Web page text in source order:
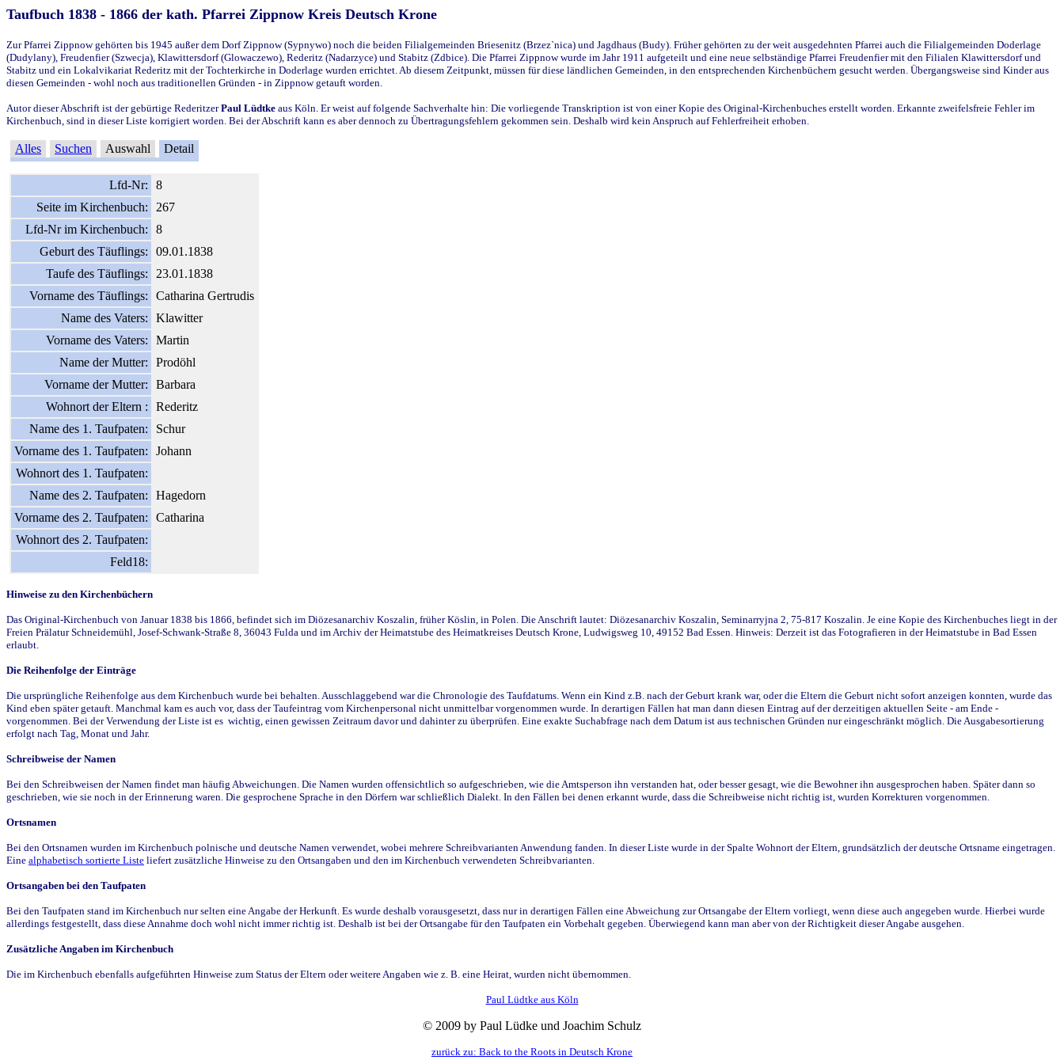
Taufbuch 1838 - 1866 der kath. Pfarrei Zippnow Kreis Deutsch Krone
Zur Pfarrei Zippnow gehörten bis 1945 außer dem Dorf Zippnow (Sypnywo) noch die beiden Filialgemeinden Briesenitz (Brzez`nica) und Jagdhaus (Budy). Früher gehörten zu der weit ausgedehnten Pfarrei auch die Filialgemeinden Doderlage
(Dudylany), Freudenfier (Szwecja), Klawittersdorf (Glowaczewo), Rederitz (Nadarzyce) und Stabitz (Zdbice). Die Pfarrei Zippnow wurde im Jahr 1911 aufgeteilt und eine neue selbständige Pfarrei Freudenfier mit den Filialen Klawittersdorf und
Stabitz und ein Lokalvikariat Rederitz mit der Tochterkirche in Doderlage wurden errichtet. Ab diesem Zeitpunkt, müssen für diese ländlichen Gemeinden, in den entsprechenden Kirchenbüchern gesucht werden. Übergangsweise sind Kinder aus
diesen Gemeinden - wohl noch aus traditionellen Gründen - in Zippnow getauft worden.
Autor dieser Abschrift ist der gebürtige RederitzerPaul Lüdtke aus Köln. Er weist auf folgende Sachverhalte hin: Die vorliegende Transkription ist von einer Kopie des Original-Kirchenbuches erstellt worden. Erkannte zweifelsfreie Fehler im
Kirchenbuch, sind in dieser Liste korrigiert worden. Bei der Abschrift kann es aber dennoch zu Übertragungsfehlern gekommen sein. Deshalb wird kein Anspruch auf Fehlerfreiheit erhoben.
Alles Suchen Auswahl Detail
Lfd-Nr:
8
Seite im Kirchenbuch:
267
Lfd-Nr im Kirchenbuch:
8
Geburt des Täuflings:
09.01.1838
Taufe des Täuflings:
23.01.1838
Vorname des Täuflings:
Catharina Gertrudis
Name des Vaters:
Klawitter
Vorname des Vaters:
Martin
Name der Mutter:
Prodöhl
Vorname der Mutter:
Barbara
Wohnort der Eltern :
Rederitz
Name des 1. Taufpaten:
Schur
Vorname des 1. Taufpaten:
Johann
Wohnort des 1. Taufpaten:
Name des 2. Taufpaten:
Hagedorn
Vorname des 2. Taufpaten:
Catharina
Wohnort des 2. Taufpaten:
Feld18:
Hinweise zu den Kirchenbüchern
Das Original-Kirchenbuch von Januar 1838 bis 1866, befindet sich im Diözesanarchiv Koszalin, früher Köslin, in Polen. Die Anschrift lautet: Diözesanarchiv Koszalin, Seminarryjna 2, 75-817 Koszalin. Je eine Kopie des Kirchenbuches liegt in der
Freien Prälatur Schneidemühl, Josef-Schwank-Straße 8, 36043 Fulda und im Archiv der Heimatstube des Heimatkreises Deutsch Krone, Ludwigsweg 10, 49152 Bad Essen. Hinweis: Derzeit ist das Fotografieren in der Heimatstube in Bad Essen
erlaubt.
Die Reihenfolge der Einträge
Die ursprüngliche Reihenfolge aus dem Kirchenbuch wurde bei behalten. Ausschlaggebend war die Chronologie des Taufdatums. Wenn ein Kind z.B. nach der Geburt krank war, oder die Eltern die Geburt nicht sofort anzeigen konnten, wurde das
Kind eben später getauft. Manchmal kam es auch vor, dass der Taufeintrag vom Kirchenpersonal nicht unmittelbar vorgenommen wurde. In derartigen Fällen hat man dann diesen Eintrag auf der derzeitigen aktuellen Seite - am Ende -
vorgenommen. Bei der Verwendung der Liste ist es wichtig, einen gewissen Zeitraum davor und dahinter zu überprüfen. Eine exakte Suchabfrage nach dem Datum ist aus technischen Gründen nur eingeschränkt möglich. Die Ausgabesortierung
erfolgt nach Tag, Monat und Jahr.
Schreibweise der Namen
Bei den Schreibweisen der Namen findet man häufig Abweichungen. Die Namen wurden offensichtlich so aufgeschrieben, wie die Amtsperson ihn verstanden hat, oder besser gesagt, wie die Bewohner ihn ausgesprochen haben. Später dann so
geschrieben, wie sie noch in der Erinnerung waren. Die gesprochene Sprache in den Dörfern war schließlich Dialekt. In den Fällen bei denen erkannt wurde, dass die Schreibweise nicht richtig ist, wurden Korrekturen vorgenommen.
Ortsnamen
Bei den Ortsnamen wurden im Kirchenbuch polnische und deutsche Namen verwendet, wobei mehrere Schreibvarianten Anwendung fanden. In dieser Liste wurde in der Spalte Wohnort der Eltern, grundsätzlich der deutsche Ortsname eingetragen.
Eine alphabetisch sortierte Liste liefert zusätzliche Hinweise zu den Ortsangaben und den im Kirchenbuch verwendeten Schreibvarianten.
Ortsangaben bei den Taufpaten
Bei den Taufpaten stand im Kirchenbuch nur selten eine Angabe der Herkunft. Es wurde deshalb vorausgesetzt, dass nur in derartigen Fällen eine Abweichung zur Ortsangabe der Eltern vorliegt, wenn diese auch angegeben wurde. Hierbei wurde
allerdings festgestellt, dass diese Annahme doch wohl nicht immer richtig ist. Deshalb ist bei der Ortsangabe für den Taufpaten ein Vorbehalt gegeben. Überwiegend kann man aber von der Richtigkeit dieser Angabe ausgehen.
Zusätzliche Angaben im Kirchenbuch
Die im Kirchenbuch ebenfalls aufgeführten Hinweise zum Status der Eltern oder weitere Angaben wie z. B. eine Heirat, wurden nicht übernommen.
Paul Lüdtke aus Köln
© 2009 by Paul Lüdke und Joachim Schulz
zurück zu: Back to the Roots in Deutsch Krone